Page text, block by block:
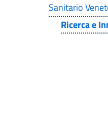
Sanitario
Ricerca e